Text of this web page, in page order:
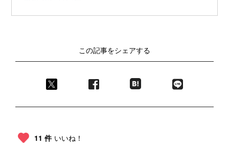
この記事をシェアする
11 件 いいね！